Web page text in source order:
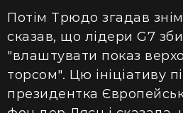
Потім Трюдо згадав
сказав, що лідери G7
"влаштувати показ
торсом". Цю ініціативу
президентка